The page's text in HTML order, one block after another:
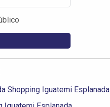
Shopping Iguatemi Esplanada